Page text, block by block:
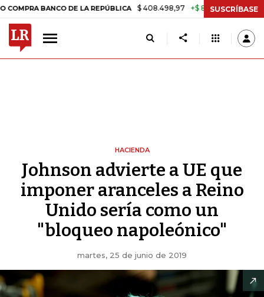
BANCO DE LA REPÚBLICA $ 408.498,97 +$ 8.753,81 +2,19% TASA
SUSCRÍBASE
HACIENDA
Johnson advierte a UE que
imponer aranceles a Reino
Unido sería como un
"bloqueo napoleónico"
martes, 25 de junio de 2019